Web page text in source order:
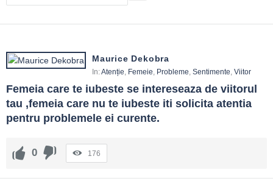
Maurice Dekobra
In:Atenție, Femeie, Probleme, Sentimente, Viitor
Femeia care te iubeste se intereseaza de viitorul
tau ,femeia care nu te iubeste iti solicita atentia
pentru problemele ei curente.
0 176